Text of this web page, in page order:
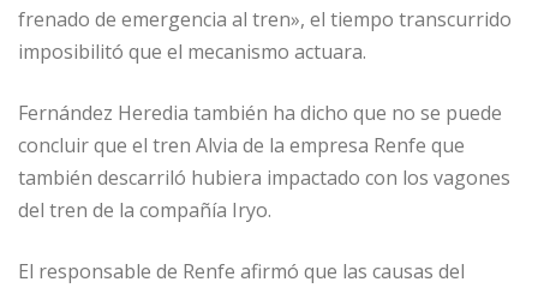
frenado de emergencia al tren», el tiempo transcurrido
imposibilitó que el mecanismo actuara.
Fernández Heredia también ha dicho que no se puede
concluir que el tren Alvia de la empresa Renfe que
también descarriló hubiera impactado con los vagones
del tren de la compañía Iryo.
El responsable de Renfe afirmó que las causas del